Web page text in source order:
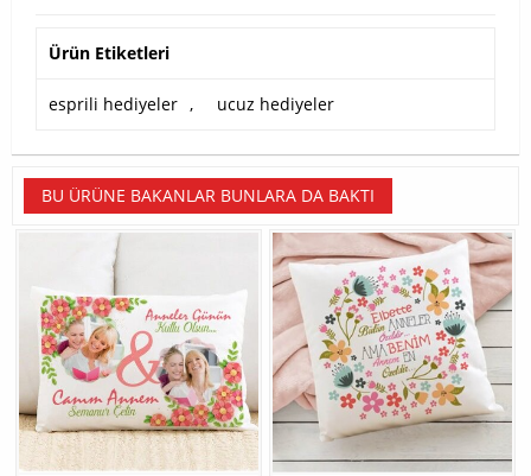
Ürün Etiketleri
esprili hediyeler , ucuz hediyeler
BU ÜRÜNE BAKANLAR BUNLARA DA BAKTI